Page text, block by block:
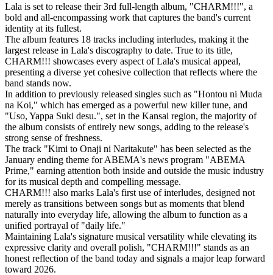
Lala is set to release their 3rd full-length album, "CHARM!!!", a
bold and all-encompassing work that captures the band's current
identity at its fullest.
The album features 18 tracks including interludes, making it the
largest release in Lala's discography to date. True to its title,
CHARM!!! showcases every aspect of Lala's musical appeal,
presenting a diverse yet cohesive collection that reflects where the
band stands now.
In addition to previously released singles such as "Hontou ni Muda
na Koi," which has emerged as a powerful new killer tune, and
"Uso, Yappa Suki desu.", set in the Kansai region, the majority of
the album consists of entirely new songs, adding to the release's
strong sense of freshness.
The track "Kimi to Onaji ni Naritakute" has been selected as the
January ending theme for ABEMA's news program "ABEMA
Prime," earning attention both inside and outside the music industry
for its musical depth and compelling message.
CHARM!!! also marks Lala's first use of interludes, designed not
merely as transitions between songs but as moments that blend
naturally into everyday life, allowing the album to function as a
unified portrayal of "daily life."
Maintaining Lala's signature musical versatility while elevating its
expressive clarity and overall polish, "CHARM!!!" stands as an
honest reflection of the band today and signals a major leap forward
toward 2026.